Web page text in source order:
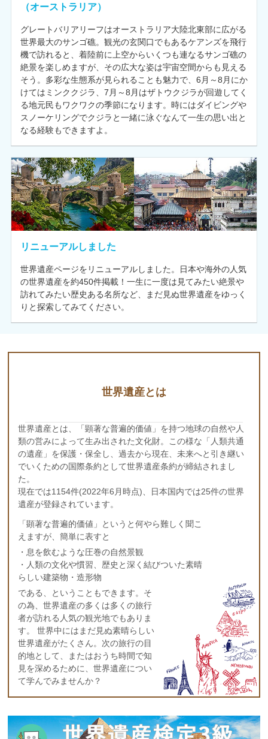
（オーストラリア）
グレートバリアリーフはオーストラリア大陸北東部に広がる
世界最大のサンゴ礁。観光の玄関口でもあるケアンズを飛行
機で訪れると、着陸前に上空からいくつも連なるサンゴ礁の
絶景を楽しめますが、その広大な姿は宇宙空間からも見える
そう。多彩な生態系が見られることも魅力で、6月～8月にか
けてはミンククジラ、7月～8月はザトウクジラが回遊してく
る地元民もワクワクの季節になります。時にはダイビングや
スノーケリングでクジラと一緒に泳ぐなんて一生の思い出と
なる経験もできますよ。
リニューアルしました
世界遺産ページをリニューアルしました。日本や海外の人気
の世界遺産を約450件掲載！一生に一度は見てみたい絶景や
訪れてみたい歴史ある名所など、まだ見ぬ世界遺産をゆっく
りと探索してみてください。
世界遺産とは
世界遺産とは、「顕著な普遍的価値」を持つ地球の自然や人
類の営みによって生み出された文化財。この様な「人類共通
の遺産」を保護・保全し、過去から現在、未来へと引き継い
でいくための国際条約として世界遺産条約が締結されまし
た。
現在では1154件(2022年6月時点)、日本国内では25件の世界
遺産が登録されています。
「顕著な普遍的価値」というと何やら難しく聞こ
えますが、簡単に表すと
・息を飲むような圧巻の自然景観
・人類の文化や慣習、歴史と深く結びついた素晴
らしい建築物・造形物
である、ということもできます。そ
の為、世界遺産の多くは多くの旅行
者が訪れる人気の観光地でもありま
す。 世界中にはまだ見ぬ素晴らしい
世界遺産がたくさん。次の旅行の目
的地として、またはおうち時間で知
見を深めるために、世界遺産につい
て学んでみませんか？